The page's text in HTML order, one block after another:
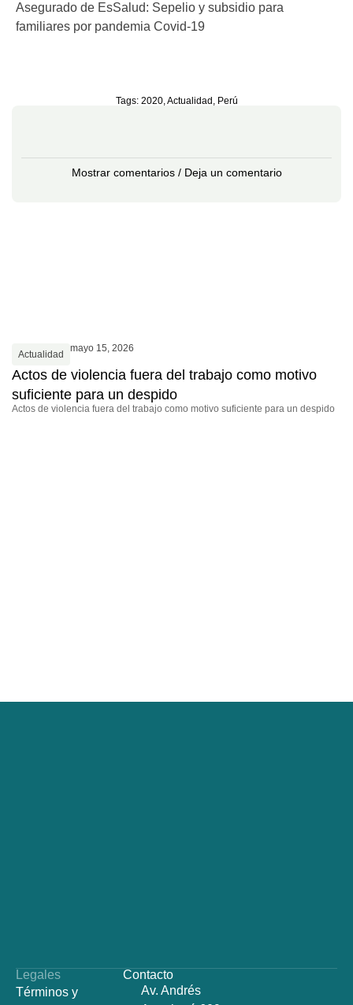
Asegurado de EsSalud: Sepelio y subsidio para
familiares por pandemia Covid-19
Tags: 2020,Actualidad , Perú
Mostrar comentarios / Deja un comentario
Actualidad
mayo 15, 2026
Actos de violencia fuera del trabajo como motivo
suficiente para un despido
Actos de violencia fuera del trabajo como motivo suficiente para un despido
Legales
Términos y
Contacto
Av. Andrés